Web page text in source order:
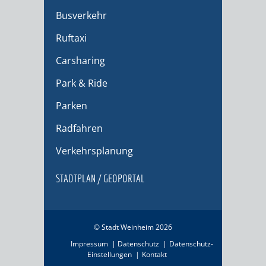
Busverkehr
Ruftaxi
Carsharing
Park & Ride
Parken
Radfahren
Verkehrsplanung
STADTPLAN / GEOPORTAL
© Stadt Weinheim 2026
Impressum
Datenschutz
Datenschutz-
Einstellungen
Kontakt